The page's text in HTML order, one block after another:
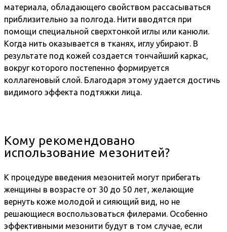
материала, обладающего свойством рассасываться
приблизительно за полгода. Нити вводятся при
помощи специальной сверхтонкой иглы или канюли.
Когда нить оказывается в тканях, иглу убирают. В
результате под кожей создается тончайший каркас,
вокруг которого постепенно формируется
коллагеновый слой. Благодаря этому удается достичь
видимого эффекта подтяжки лица.
Кому рекомендовано
использование мезонитей?
К процедуре введения мезонитей могут прибегать
женщины в возрасте от 30 до 50 лет, желающие
вернуть коже молодой и сияющий вид, но не
решающиеся воспользоваться филерами. Особенно
эффективными мезонити будут в том случае, если